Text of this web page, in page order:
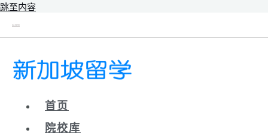
跳至内容
首页
院校库